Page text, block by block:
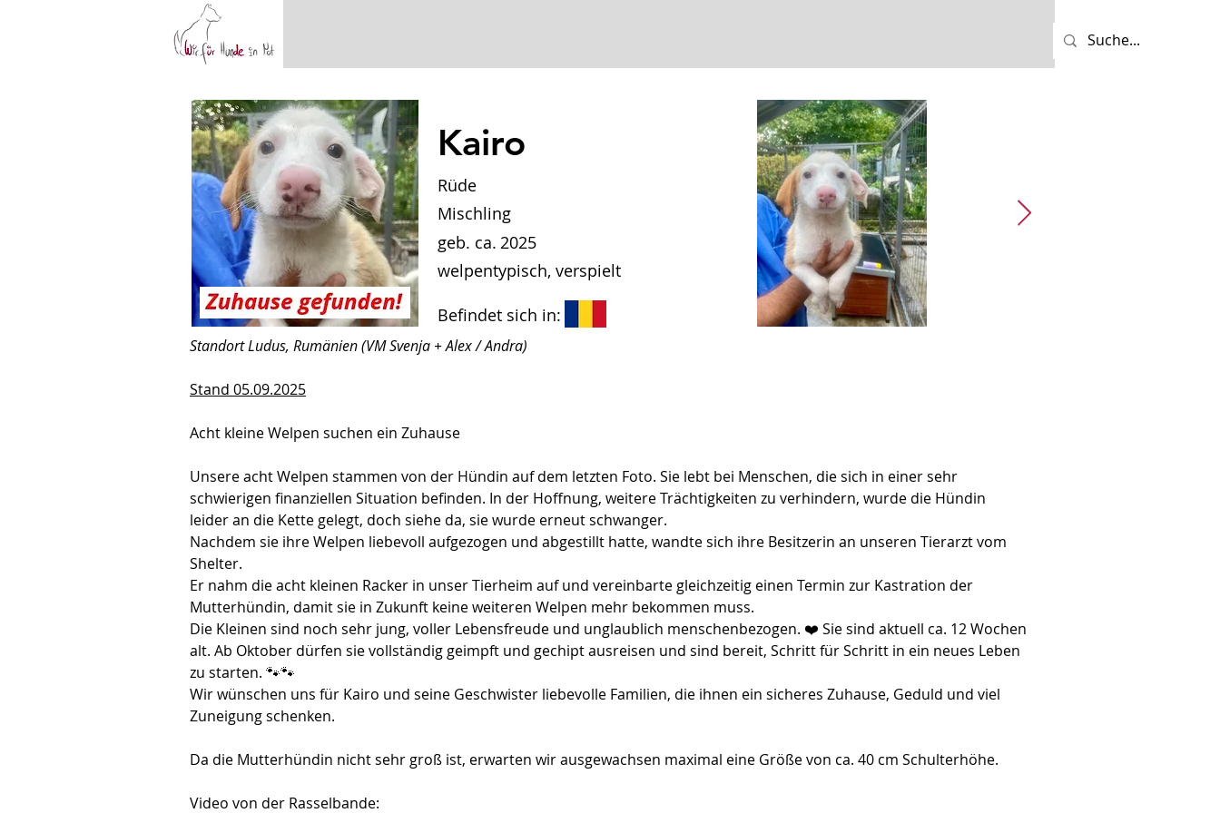
Kairo
Rüde
Mischling
2025
welpentypisch, verspielt
Befindet sich in:
geb. ca.
Standort Ludus, Rumänien (VM Svenja + Alex / Andra)
Stand 05.09.2025
Acht kleine Welpen suchen ein Zuhause
Unsere acht Welpen stammen von der Hündin auf dem letzten Foto. Sie lebt bei Menschen, die sich in einer sehr
schwierigen finanziellen Situation befinden. In der Hoffnung, weitere Trächtigkeiten zu verhindern, wurde die Hündin
leider an die Kette gelegt, doch siehe da, sie wurde erneut schwanger.
Nachdem sie ihre Welpen liebevoll aufgezogen und abgestillt hatte, wandte sich ihre Besitzerin an unseren Tierarzt vom
Shelter.
Er nahm die acht kleinen Racker in unser Tierheim auf und vereinbarte gleichzeitig einen Termin zur Kastration der
Mutterhündin, damit sie in Zukunft keine weiteren Welpen mehr bekommen muss.
Die Kleinen sind noch sehr jung, voller Lebensfreude und unglaublich menschenbezogen. ❤️ Sie sind aktuell ca. 12 Wochen
alt. Ab Oktober dürfen sie vollständig geimpft und gechipt ausreisen und sind bereit, Schritt für Schritt in ein neues Leben
zu starten. 🐾🐾
Wir wünschen uns für Kairo und seine Geschwister liebevolle Familien, die ihnen ein sicheres Zuhause, Geduld und viel
Zuneigung schenken.
Da die Mutterhündin nicht sehr groß ist, erwarten wir ausgewachsen maximal eine Größe von ca. 40 cm Schulterhöhe.
Video von der Rasselbande: